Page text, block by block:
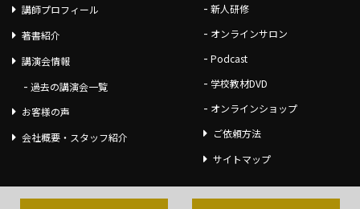
講師プロフィール
著書紹介
講演会情報
過去の講演会一覧
お客様の声
会社概要・スタッフ紹介
新人研修
オンラインサロン
Podcast
学校教材DVD
オンラインショップ
ご依頼方法
サイトマップ